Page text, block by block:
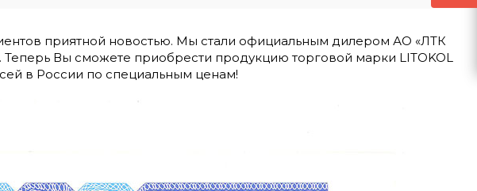
приятной новостью. Мы стали официальным дилером АО «ЛТК
Вы сможете приобрести продукцию торговой марки LITOKOL
в России по специальным ценам!